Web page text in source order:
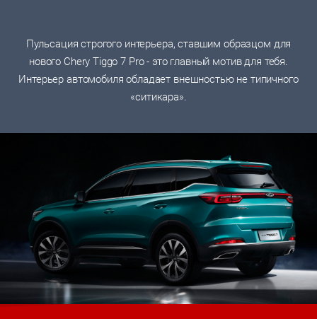
Пульсация строгого интерьера, ставшим образцом для
нового Chery Tiggo 7 Pro - это главный мотив для тебя.
Интерьер автомобиля обладает внешностью не типичного
«ситикара».